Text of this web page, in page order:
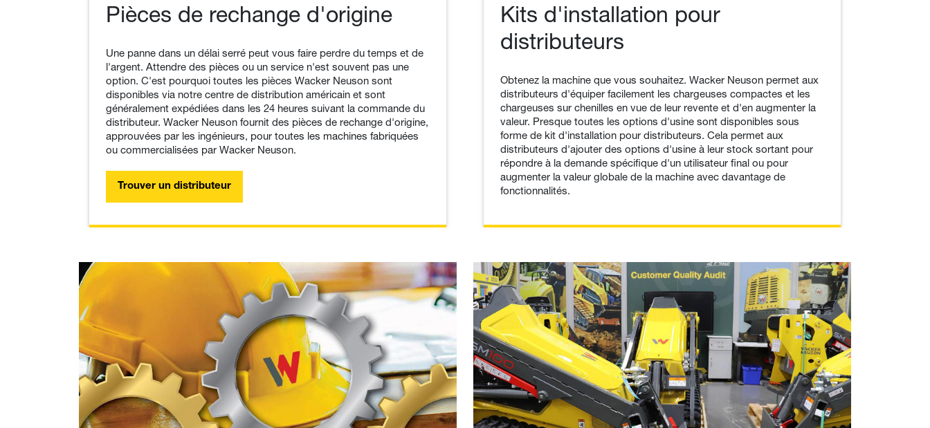
Pièces de rechange d'origine
Une panne dans un délai serré peut vous faire perdre du temps et de
l'argent. Attendre des pièces ou un service n'est souvent pas une
option. C'est pourquoi toutes les pièces Wacker Neuson sont
disponibles via notre centre de distribution américain et sont
généralement expédiées dans les 24 heures suivant la commande du
distributeur. Wacker Neuson fournit des pièces de rechange d'origine,
approuvées par les ingénieurs, pour toutes les machines fabriquées
ou commercialisées par Wacker Neuson.
Trouver un distributeur
Kits d'installation pour
distributeurs
Obtenez la machine que vous souhaitez. Wacker Neuson permet aux
distributeurs d'équiper facilement les chargeuses compactes et les
chargeuses sur chenilles en vue de leur revente et d'en augmenter la
valeur. Presque toutes les options d'usine sont disponibles sous
forme de kit d'installation pour distributeurs. Cela permet aux
distributeurs d'ajouter des options d'usine à leur stock sortant pour
répondre à la demande spécifique d'un utilisateur final ou pour
augmenter la valeur globale de la machine avec davantage de
fonctionnalités.